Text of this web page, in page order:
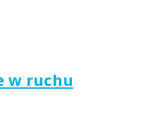
w ruchu